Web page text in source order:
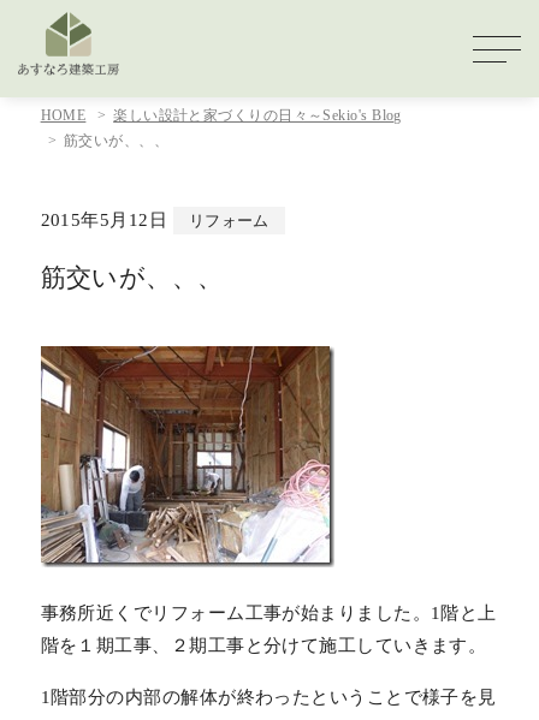
HOME
楽しい設計と家づくりの日々～Sekio's Blog
筋交いが、、、
2015年5月12日 リフォーム
筋交いが、、、
事務所近くでリフォーム工事が始まりました。1階と上
階を１期工事、２期工事と分けて施工していきます。
1階部分の内部の解体が終わったということで様子を見